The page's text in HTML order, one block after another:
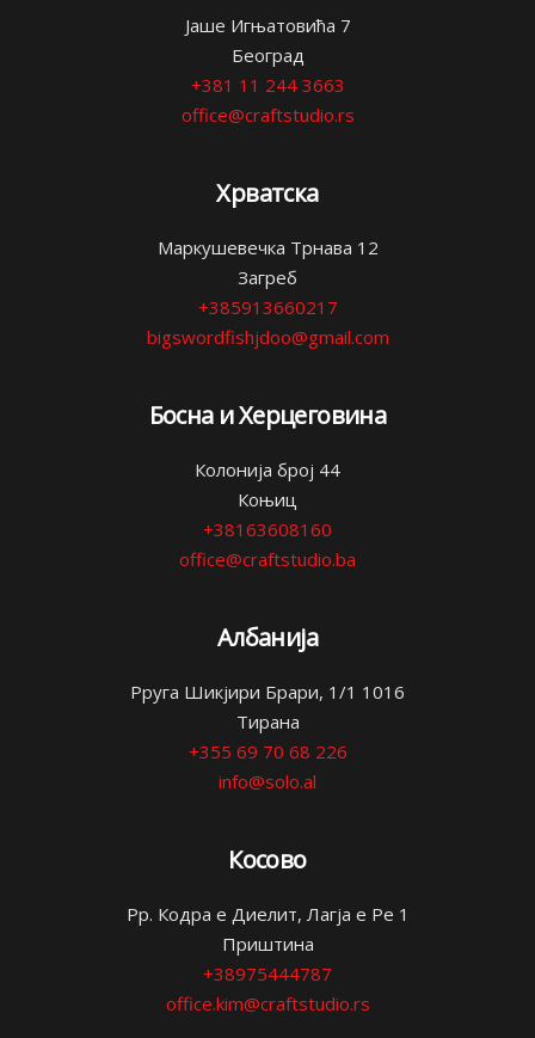
Јаше Игњатовића 7
Београд
+381 11 244 3663
office@craftstudio.rs
Хрватска
Маркушевечка Трнава 12
Загреб
+385913660217
bigswordfishjdoo@gmail.com
Босна и Херцеговина
Колонија број 44
Коњиц
+38163608160
office@craftstudio.ba
Албанија
Рруга Шикјири Брари, 1/1 1016
Тирана
+355 69 70 68 226
info@solo.al
Косово
Рр. Кодра е Диелит, Лагја е Ре 1
Приштина
+38975444787
office.kim@craftstudio.rs